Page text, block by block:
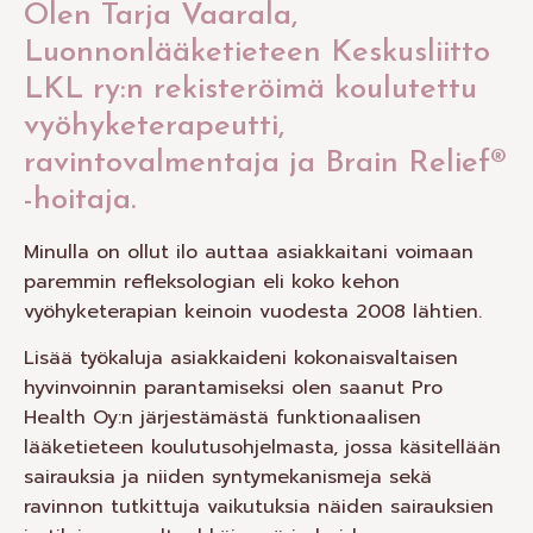
Olen Tarja Vaarala,
Luonnonlääketieteen Keskusliitto
LKL ry:n rekisteröimä koulutettu
vyöhyketerapeutti,
ravintovalmentaja ja Brain Relief®
-hoitaja.
Minulla on ollut ilo auttaa asiakkaitani voimaan
paremmin refleksologian eli koko kehon
vyöhyketerapian keinoin vuodesta 2008 lähtien.
Lisää työkaluja asiakkaideni kokonaisvaltaisen
hyvinvoinnin parantamiseksi olen saanut Pro
Health Oy:n järjestämästä funktionaalisen
lääketieteen koulutusohjelmasta, jossa käsitellään
sairauksia ja niiden syntymekanismeja sekä
ravinnon tutkittuja vaikutuksia näiden sairauksien